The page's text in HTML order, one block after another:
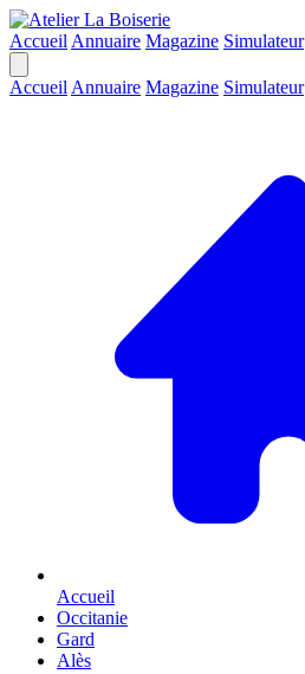
Accueil Annuaire Magazine Simulateur
Accueil Annuaire Magazine Simulateur
Accueil
Occitanie
Gard
Alès